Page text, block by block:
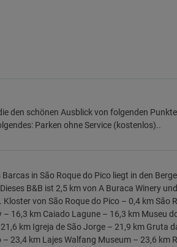
den schönen Ausblick von folgenden
Parken ohne Service (kostenlos)..
Barcas in São Roque do Pico liegt in den
B&B ist 2,5 km von A Buraca Winery
Kloster von São Roque do Pico – 0,4 km São
– 16,3 km Caiado Lagune – 16,3 km Museu
km Igreja de São Jorge – 21,9 km Gruta
– 23,4 km Lajes Walfang Museum – 23,6 km